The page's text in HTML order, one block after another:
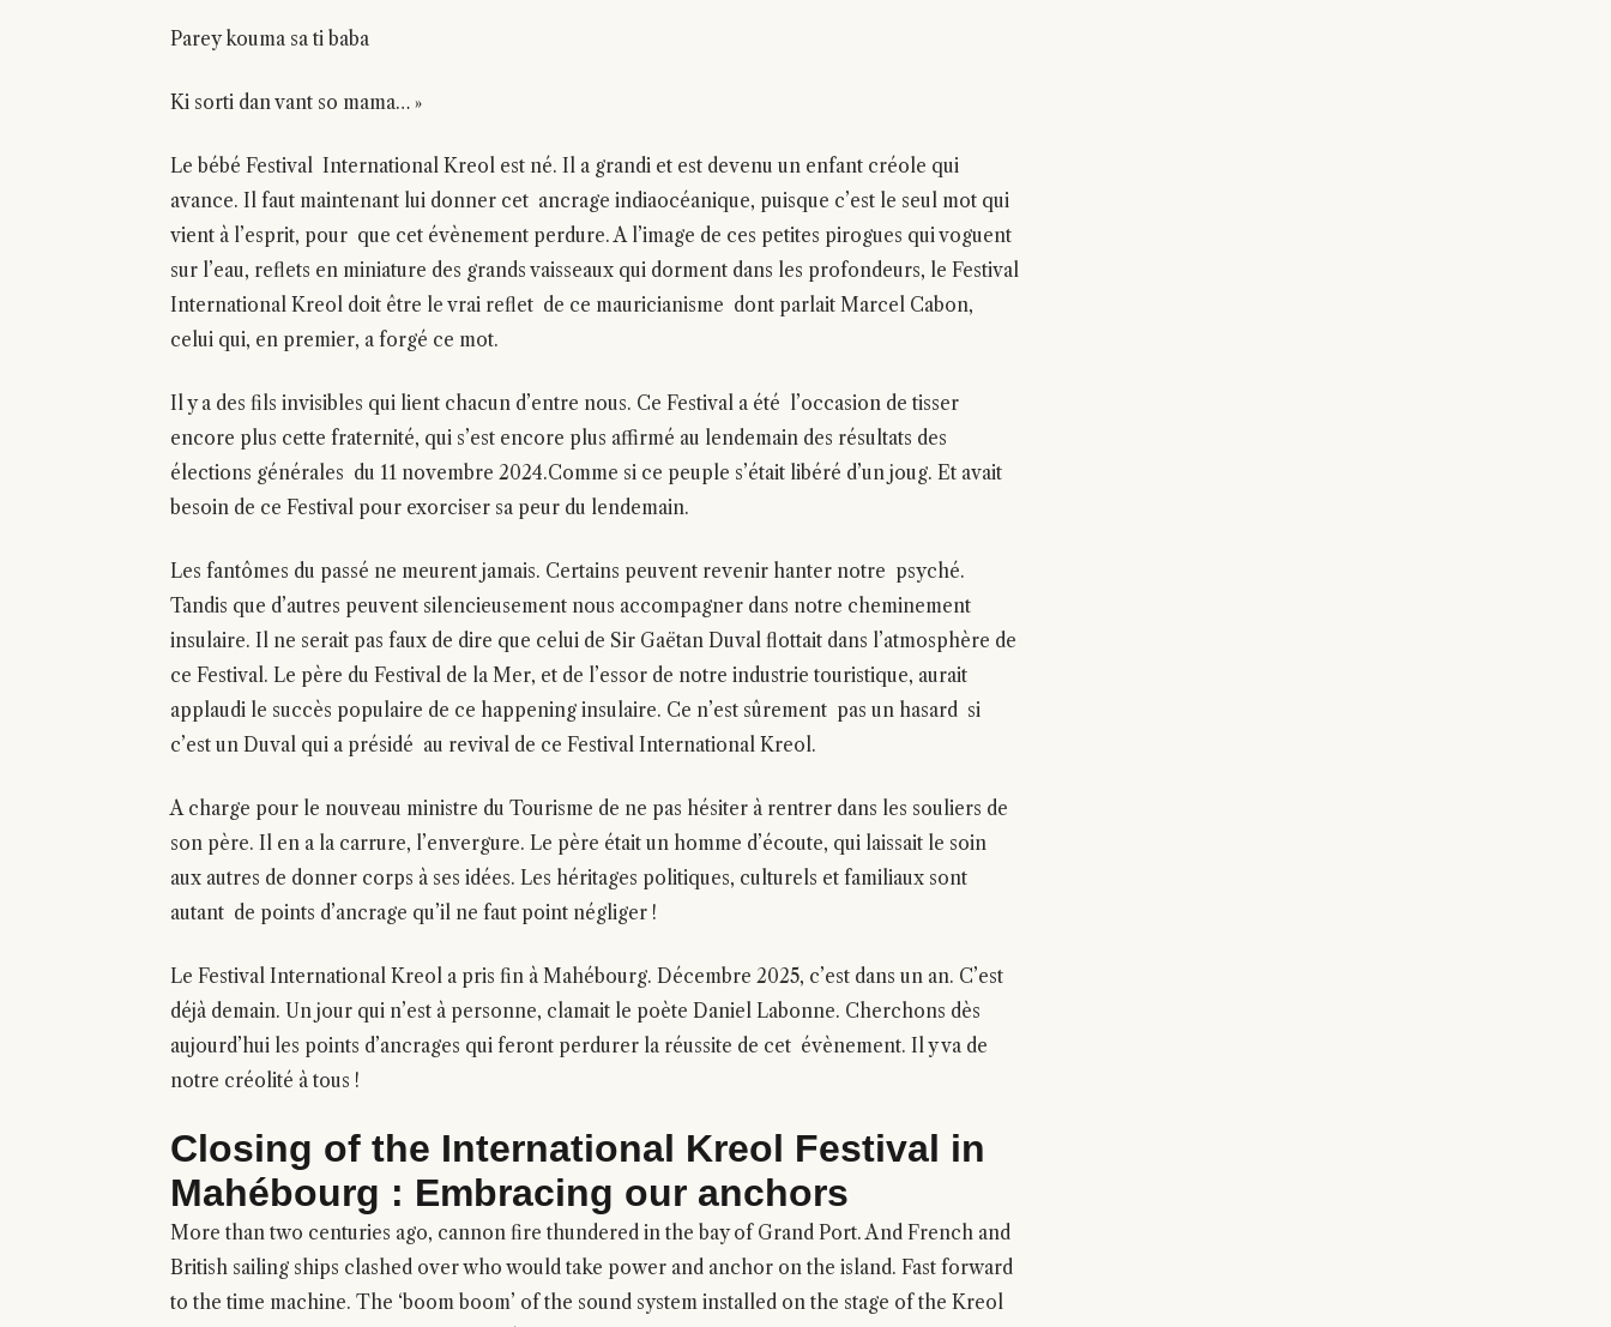
Parey kouma sa ti baba
Ki sorti dan vant so mama… »
Le bébé Festival International Kreol est né. Il a grandi et est devenu un enfant créole qui
avance. Il faut maintenant lui donner cet ancrage indiaocéanique, puisque c’est le seul mot qui
vient à l’esprit, pour que cet évènement perdure. A l’image de ces petites pirogues qui voguent
sur l’eau, reflets en miniature des grands vaisseaux qui dorment dans les profondeurs, le Festival
International Kreol doit être le vrai reflet de ce mauricianisme dont parlait Marcel Cabon,
celui qui, en premier, a forgé ce mot.
Il y a des fils invisibles qui lient chacun d’entre nous. Ce Festival a été l’occasion de tisser
encore plus cette fraternité, qui s’est encore plus affirmé au lendemain des résultats des
élections générales du 11 novembre 2024.Comme si ce peuple s’était libéré d’un joug. Et avait
besoin de ce Festival pour exorciser sa peur du lendemain.
Les fantômes du passé ne meurent jamais. Certains peuvent revenir hanter notre psyché.
Tandis que d’autres peuvent silencieusement nous accompagner dans notre cheminement
insulaire. Il ne serait pas faux de dire que celui de Sir Gaëtan Duval flottait dans l’atmosphère de
ce Festival. Le père du Festival de la Mer, et de l’essor de notre industrie touristique, aurait
applaudi le succès populaire de ce happening insulaire. Ce n’est sûrement pas un hasard si
c’est un Duval qui a présidé au revival de ce Festival International Kreol.
A charge pour le nouveau ministre du Tourisme de ne pas hésiter à rentrer dans les souliers de
son père. Il en a la carrure, l’envergure. Le père était un homme d’écoute, qui laissait le soin
aux autres de donner corps à ses idées. Les héritages politiques, culturels et familiaux sont
autant de points d’ancrage qu’il ne faut point négliger !
Le Festival International Kreol a pris fin à Mahébourg. Décembre 2025, c’est dans un an. C’est
déjà demain. Un jour qui n’est à personne, clamait le poète Daniel Labonne. Cherchons dès
aujourd’hui les points d’ancrages qui feront perdurer la réussite de cet évènement. Il y va de
notre créolité à tous !
Closing of the International Kreol Festival in
Mahébourg : Embracing our anchors
More than two centuries ago, cannon fire thundered in the bay of Grand Port. And French and
British sailing ships clashed over who would take power and anchor on the island. Fast forward
to the time machine. The ‘boom boom’ of the sound system installed on the stage of the Kreol